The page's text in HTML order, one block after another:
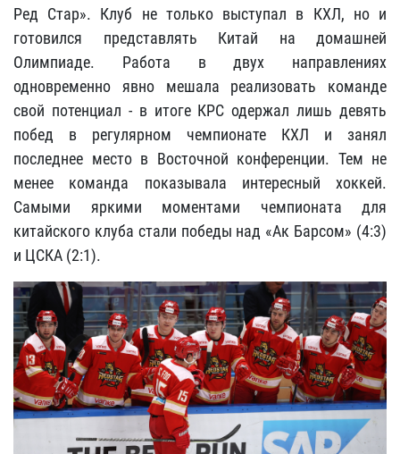
Ред Стар». Клуб не только выступал в КХЛ, но и
готовился представлять Китай на домашней
Олимпиаде. Работа в двух направлениях
одновременно явно мешала реализовать команде
свой потенциал - в итоге КРС одержал лишь девять
побед в регулярном чемпионате КХЛ и занял
последнее место в Восточной конференции. Тем не
менее команда показывала интересный хоккей.
Самыми яркими моментами чемпионата для
китайского клуба стали победы над «Ак Барсом» (4:3)
и ЦСКА (2:1).